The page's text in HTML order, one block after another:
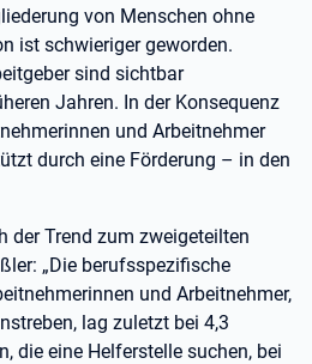
von Menschen ohne
ist schwieriger geworden.
sind sichtbar
Jahren. In der Konsequenz
und Arbeitnehmer
durch eine Förderung – in den
der Trend zum zweigeteilten
„Die berufsspezifische
und Arbeitnehmer,
lag zuletzt bei 4,3
die eine Helferstelle suchen, bei